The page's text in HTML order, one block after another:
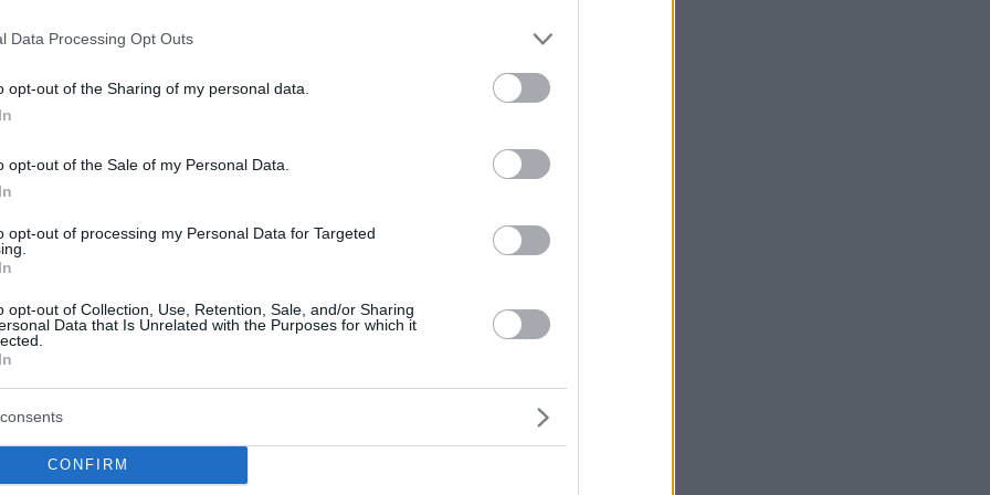
Data Processing Opt Outs
opt-out of the Sharing of my personal data.
opt-out of the Sale of my Personal Data.
opt-out of processing my Personal Data for Targeted
opt-out of Collection, Use, Retention, Sale, and/or Sharing
Data that Is Unrelated with the Purposes for which it
CONFIRM
zu Weihnachten um 21 Prozent und stiegen zu
die Ungarische Tourismusagentur (MTU) am
stiegen an Silvester um 27 Prozent, hieß es weiter.
in Ungarn 243.000 Gastnächte verbracht,
und Ungarn 18 Prozent mehr als ein Jahr
die Festtage in Hotelunterkünften Die Einnahmen